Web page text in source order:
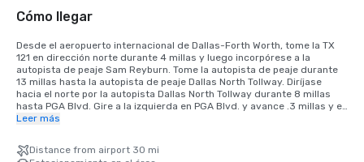
Cómo llegar
Desde el aeropuerto internacional de Dallas-Forth Worth, tome la TX
121 en dirección norte durante 4 millas y luego incorpórese a la
autopista de peaje Sam Reyburn. Tome la autopista de peaje durante
13 millas hasta la autopista de peaje Dallas North Tollway. Diríjase
hacia el norte por la autopista Dallas North Tollway durante 8 millas
hasta PGA Blvd. Gire a la izquierda en PGA Blvd. y avance .3 millas y el
centro vacacional estará en el lado izquierdo.
Leer más
Distance from airport 30 mi